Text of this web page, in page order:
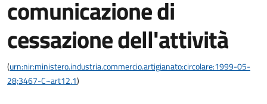
comunicazione di
cessazione dell'attività
(urn:nir:ministero.industria.commercio.artigianato:circolare:1999-05-
28;3467-C~art12.1)